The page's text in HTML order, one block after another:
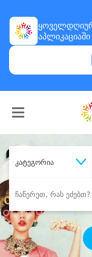
აპლიკაციაში
კატეგორია